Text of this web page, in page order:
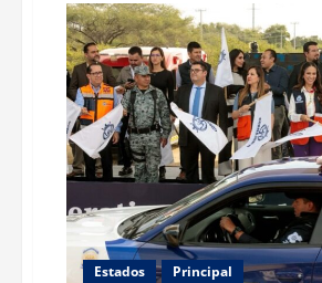
Estados Principal